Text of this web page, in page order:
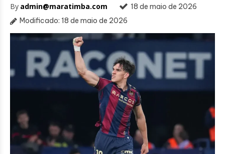
By admin@maratimba.com
18 de maio de 2026
Modificado: 18 de maio de 2026